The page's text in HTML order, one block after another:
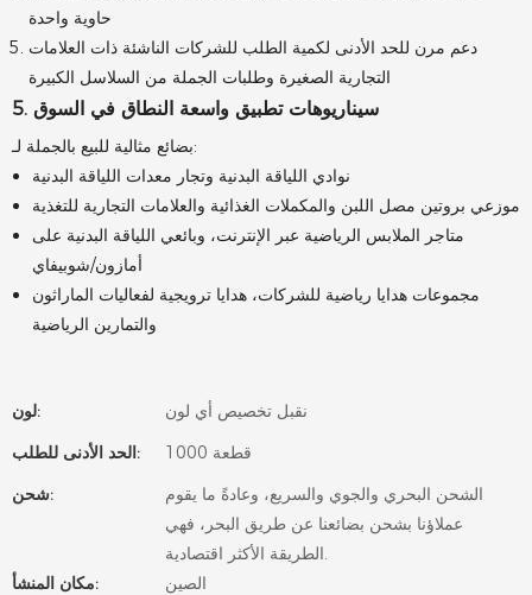
حاوية واحدة
دعم مرن للحد الأدنى لكمية الطلب للشركات الناشئة ذات العلامات
التجارية الصغيرة وطلبات الجملة من السلاسل الكبيرة
5. سيناريوهات تطبيق واسعة النطاق في السوق
بضائع مثالية للبيع بالجملة لـ:
نوادي اللياقة البدنية وتجار معدات اللياقة البدنية
موزعي بروتين مصل اللبن والمكملات الغذائية والعلامات التجارية للتغذية
متاجر الملابس الرياضية عبر الإنترنت، وبائعي اللياقة البدنية على
أمازون/شوبيفاي
مجموعات هدايا رياضية للشركات، هدايا ترويجية لفعاليات الماراثون
والتمارين الرياضية
لون:
نقبل تخصيص أي لون
الحد الأدنى للطلب:
1000 قطعة
شحن:
الشحن البحري والجوي والسريع، وعادةً ما يقوم
عملاؤنا بشحن بضائعنا عن طريق البحر، فهي
الطريقة الأكثر اقتصادية.
مكان المنشأ:
الصين